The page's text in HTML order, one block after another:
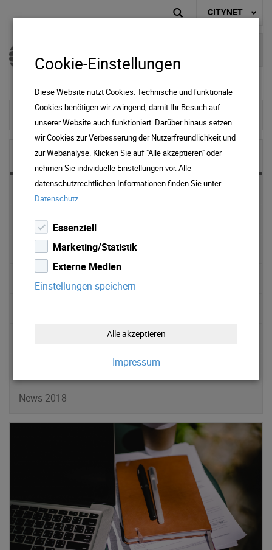
CITYNET
NEWS & MEDIA
News 2025
News 2024
News 2023
News 2018
Cookie-Einstellungen
Diese Website nutzt Cookies. Technische und funktionale
Cookies benötigen wir zwingend, damit Ihr Besuch auf
unserer Website auch funktioniert. Darüber hinaus setzen
wir Cookies zur Verbesserung der Nutzerfreundlichkeit und
zur Webanalyse. Klicken Sie auf "Alle akzeptieren" oder
nehmen Sie individuelle Einstellungen vor. Alle
datenschutzrechtlichen Informationen finden Sie unter
Datenschutz.
Essenziell
Marketing/Statistik
Externe Medien
Einstellungen speichern
Alle akzeptieren
Impressum